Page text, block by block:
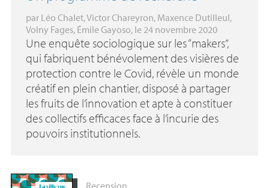
par Léo Chalet,Victor Chareyron, Maxence Dutilleul,
Volny Fages, Émile Gayoso, le 24 novembre 2020
Une enquête sociologique sur les “makers”,
qui fabriquent bénévolement des visières de
protection contre le Covid, révèle un monde
créatif en plein chantier, disposé à partager
les fruits de l’innovation et apte à constituer
des collectifs efficaces face à l’incurie des
pouvoirs institutionnels.
Recension